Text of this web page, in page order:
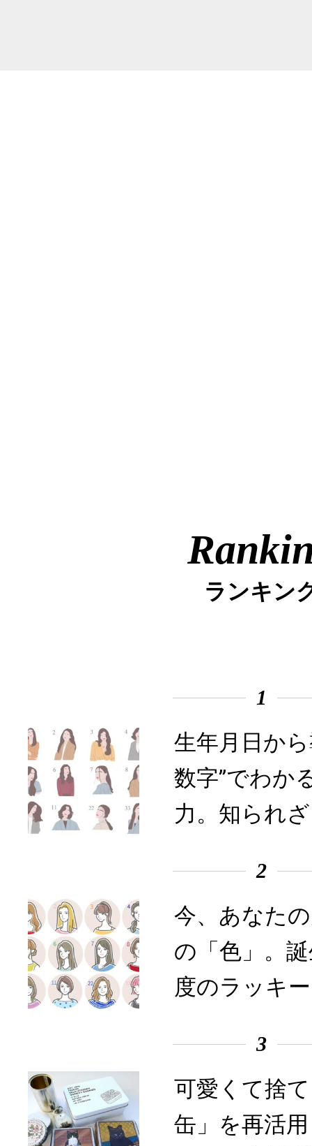
ランキン
1
生年月日か
数字”でわか
力。知られ
2
今、あなた
の「色」。
度のラッキ
3
可愛くて捨
缶」を再活